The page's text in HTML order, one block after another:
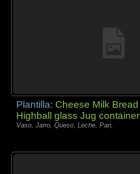
Plantilla: Cheese Milk Bread
Highball glass Jug container
Vaso, Jarro, Queso, Leche, Pan,